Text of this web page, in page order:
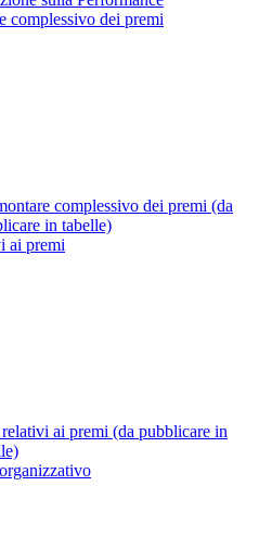
complessivo dei premi
complessivo dei premi (da
in tabelle)
ai premi
ai premi (da pubblicare in